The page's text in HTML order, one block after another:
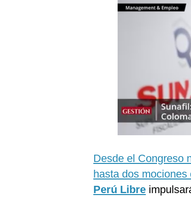
Desde el Congreso
hasta dos
Perú Libre